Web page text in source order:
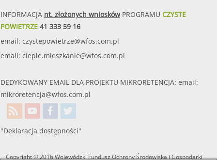
INFORMACJA nt. złożonych wnioskówPROGRAMU CZYSTE
POWIETRZE41 333 59 16
email: czystepowietrze@wfos.com.pl
email: cieple.mieszkanie@wfos.com.pl
DEDYKOWANY EMAIL DLA PROJEKTU MIKRORETENCJA: email:
mikroretencja@wfos.com.pl
"Deklaracja dostępności"
Copyright © 2016 Wojewódzki Fundusz Ochrony Środowiska i Gospodarki